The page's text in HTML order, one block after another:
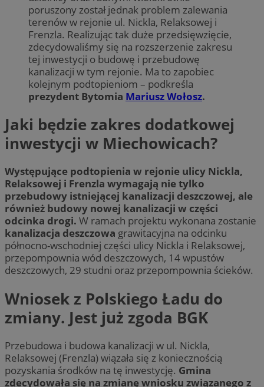
poruszony został jednak problem zalewania
terenów w rejonie ul. Nickla, Relaksowej i
Frenzla. Realizując tak duże przedsięwzięcie,
zdecydowaliśmy się na rozszerzenie zakresu
tej inwestycji o budowę i przebudowę
kanalizacji w tym rejonie. Ma to zapobiec
kolejnym podtopieniom – podkreśla
prezydent Bytomia Mariusz Wołosz.
Jaki będzie zakres dodatkowej
inwestycji w Miechowicach?
Występujące podtopienia w rejonie ulicy Nickla,
Relaksowej i Frenzla wymagają nie tylko
przebudowy istniejącej kanalizacji deszczowej, ale
również budowy nowej kanalizacji w części
odcinka drogi. W ramach projektu wykonana zostanie
kanalizacja deszczowa grawitacyjna na odcinku
północno-wschodniej części ulicy Nickla i Relaksowej,
przepompownia wód deszczowych, 14 wpustów
deszczowych, 29 studni oraz przepompownia ścieków.
Wniosek z Polskiego Ładu do
zmiany. Jest już zgoda BGK
Przebudowa i budowa kanalizacji w ul. Nickla,
Relaksowej (Frenzla) wiązała się z koniecznością
pozyskania środków na tę inwestycję. Gmina
zdecydowała się na zmianę wniosku związanego z